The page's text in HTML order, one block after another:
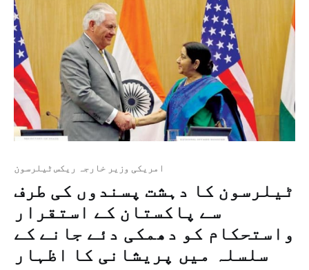
امریکی وزیر خارجہ ریکس ٹیلرسون
ٹیلرسون کا دہشت پسندوں کی طرف
سے پاکستان کے استقرار
واستحکام کو دھمکی دئے جانے کے
سلسلہ میں پریشانی کا اظہار